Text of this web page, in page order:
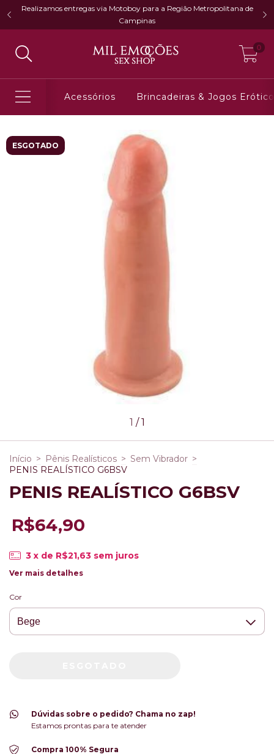
Realizamos entregas via Motoboy para a Região Metropolitana de
Campinas
0
Acessórios Brincadeiras & Jogos
ESGOTADO
1 /1
Início > Pênis Realísticos > Sem Vibrador >
PENIS REALÍSTICO G6BSV
PENIS REALÍSTICO G6BSV
R$64,90
3 x de R$21,63 sem juros
Ver mais detalhes
Cor
Dúvidas sobre o pedido? Chama no zap!
Estamos prontas para te atender
Compra 100% Segura